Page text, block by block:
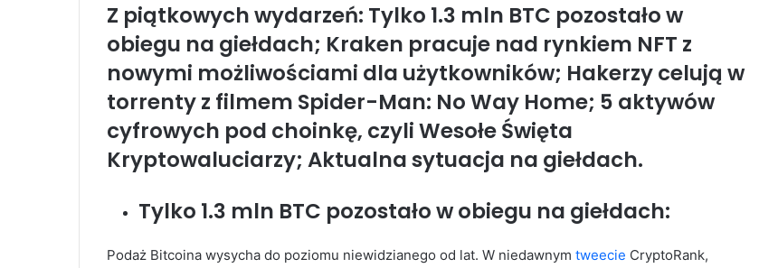
Z piątkowych wydarzeń: Tylko 1.3 mln BTC pozostało w
obiegu na giełdach; Kraken pracuje nad rynkiem NFT z
nowymi możliwościami dla użytkowników; Hakerzy celują w
torrenty z filmem Spider-Man: No Way Home; 5 aktywów
cyfrowych pod choinkę, czyli Wesołe Święta
Kryptowaluciarzy; Aktualna sytuacja na giełdach.
Tylko 1.3 mln BTC pozostało w obiegu na giełdach:
Podaż Bitcoina wysycha do poziomu niewidzianego od lat. W niedawnym tweecie CryptoRank,